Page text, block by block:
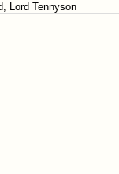
Lord Tennyson